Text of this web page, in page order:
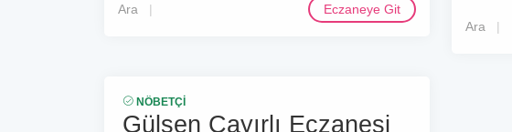
Ara Eczaneye Git
Ara
NÖBETÇI
Gülşen Çayırlı Eczanesi